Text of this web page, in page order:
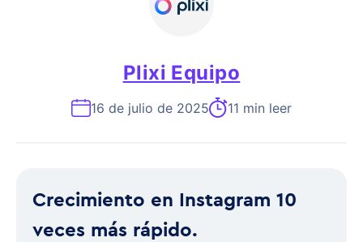
Plixi Equipo
16 de julio de 2025 11 min leer
Crecimiento en Instagram 10
veces más rápido.